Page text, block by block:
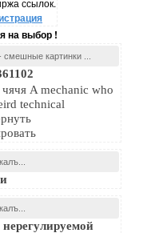
ссылок.
на выбор !
картинки ...
A mechanic who
technical